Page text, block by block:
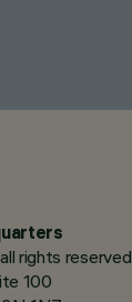
rights reserved
100